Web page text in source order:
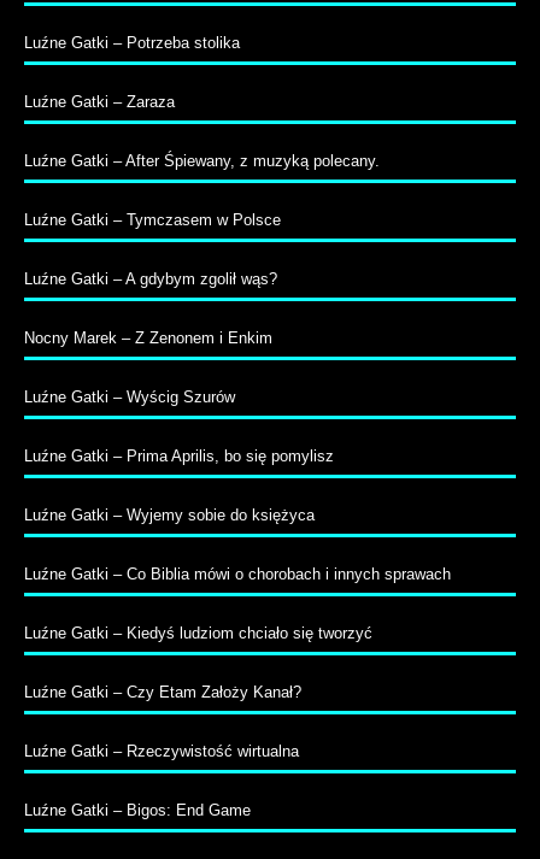
Luźne Gatki – Potrzeba stolika
Luźne Gatki – Zaraza
Luźne Gatki – After Śpiewany, z muzyką polecany.
Luźne Gatki – Tymczasem w Polsce
Luźne Gatki – A gdybym zgolił wąs?
Nocny Marek – Z Zenonem i Enkim
Luźne Gatki – Wyścig Szurów
Luźne Gatki – Prima Aprilis, bo się pomylisz
Luźne Gatki – Wyjemy sobie do księżyca
Luźne Gatki – Co Biblia mówi o chorobach i innych sprawach
Luźne Gatki – Kiedyś ludziom chciało się tworzyć
Luźne Gatki – Czy Etam Założy Kanał?
Luźne Gatki – Rzeczywistość wirtualna
Luźne Gatki – Bigos: End Game